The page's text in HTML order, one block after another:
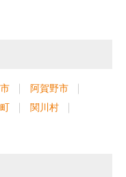
阿賀野市
関川村